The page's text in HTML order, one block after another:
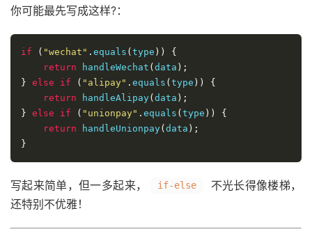
你可能最先写成这样?：
if ( "wechat" . equals ( type ))
{
return handleWechat ( data );
} else if ( "alipay" . equals ( type ))
{
return handleAlipay( data );
} else if ( "unionpay" . equals ( type ))
{
return handleUnionpay( data );
}
写起来简单，但一多起来， if-else
不光长得像楼梯，
还特别不优雅！